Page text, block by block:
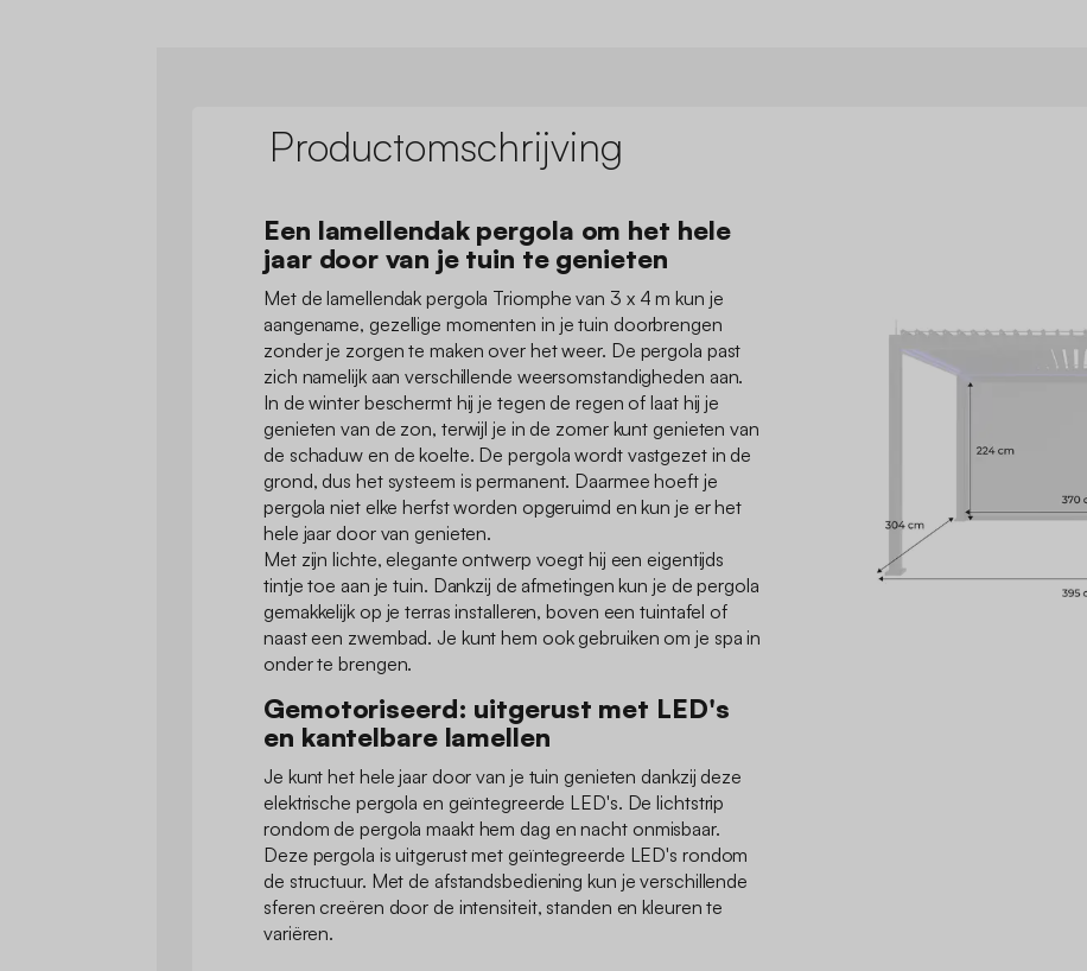
Productomschrijving
Een lamellendak pergola om het hele
jaar door van je tuin te genieten
Met de lamellendak pergola Triomphe van 3 x 4 m kun je
aangename, gezellige momenten in je tuin doorbrengen
zonder je zorgen te maken over het weer. De pergola past
zich namelijk aan verschillende weersomstandigheden aan.
In de winter beschermt hij je tegen de regen of laat hij je
genieten van de zon, terwijl je in de zomer kunt genieten van
de schaduw en de koelte. De pergola wordt vastgezet in de
grond, dus het systeem is permanent. Daarmee hoeft je
pergola niet elke herfst worden opgeruimd en kun je er het
hele jaar door van genieten.
Met zijn lichte, elegante ontwerp voegt hij een eigentijds
tintje toe aan je tuin. Dankzij de afmetingen kun je de pergola
gemakkelijk op je terras installeren, boven een tuintafel of
naast een zwembad. Je kunt hem ook gebruiken om je spa in
onder te brengen.
Gemotoriseerd: uitgerust met LED's
en kantelbare lamellen
Je kunt het hele jaar door van je tuin genieten dankzij deze
elektrische pergola en geïntegreerde LED's. De lichtstrip
rondom de pergola maakt hem dag en nacht onmisbaar.
Deze pergola is uitgerust met geïntegreerde LED's rondom
de structuur. Met de afstandsbediening kun je verschillende
sferen creëren door de intensiteit, standen en kleuren te
variëren.